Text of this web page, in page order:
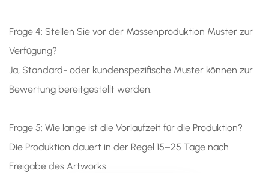
Frage 4: Stellen Sie vor der Massenproduktion Muster zur
Verfügung?
Ja, Standard- oder kundenspezifische Muster können zur
Bewertung bereitgestellt werden.
Frage 5: Wie lange ist die Vorlaufzeit für die Produktion?
Die Produktion dauert in der Regel 15–25 Tage nach
Freigabe des Artworks.